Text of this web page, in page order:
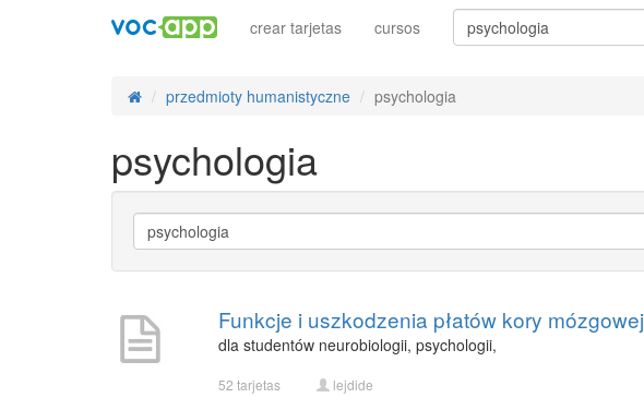
crear tarjetas cursos
przedmioty humanistyczne psychologia
psychologia
Funkcje i uszkodzenia płatów kory mózgowej
dla studentów neurobiologii, psychologii,
52 tarjetas lejdide